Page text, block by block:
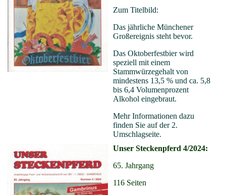
Zum Titelbild:
Das jährliche Münchener
Großereignis steht bevor.
Das Oktoberfestbier wird
speziell mit einem
Stammwürzegehalt von
mindestens 13,5 % und ca. 5,8
bis 6,4 Volumenprozent
Alkohol eingebraut.
Mehr Informationen dazu
finden Sie auf der 2.
Umschlagseite.
Unser Steckenpferd 4/2024:
65. Jahrgang
116 Seiten